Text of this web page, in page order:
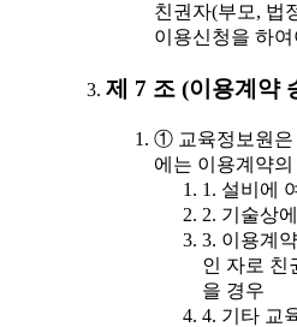
친권자(부모, 법
이용신청을 하
제 7 조 (이용계약
① 교육정보원은
에는 이용계약
1. 설비에
2. 기술상
3. 이용계
인 자로 친
을 경우
4. 기타 교